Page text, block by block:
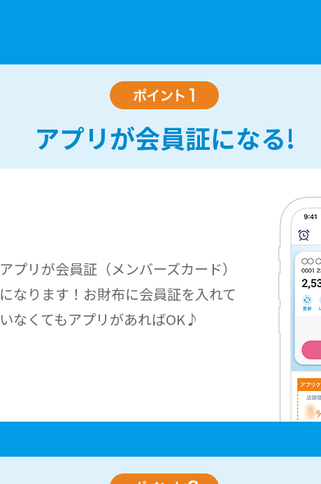
アプリが会員証になる!
アプリが会員証（メンバーズカード）
になります！お財布に会員証を入れて
いなくてもアプリがあればOK♪